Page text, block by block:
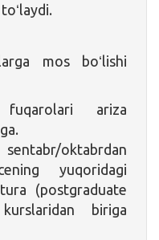
mos boʻlishi
ariza
oktabrdan
yuqoridagi
(postgraduate
biriga